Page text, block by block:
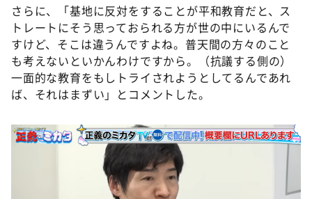
さらに、「基地に反対をすることが平和教育だと、ス
トレートにそう思っておられる方が世の中にいるんで
すけど、そこは違うんですよね。普天間の方々のこと
も考えないといかんわけですから。（抗議する側の）
一面的な教育をもしトライされようとしてるんであれ
ば、それはまずい」とコメントした。